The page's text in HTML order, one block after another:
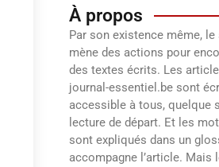
À propos
Par son existence même, le
mène des actions pour
des textes écrits. Les
journal-essentiel.be sont
accessible à tous, quelque
lecture de départ. Et les
sont expliqués dans un
accompagne l’article. Mais